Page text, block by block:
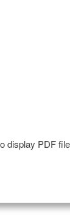
display PDF